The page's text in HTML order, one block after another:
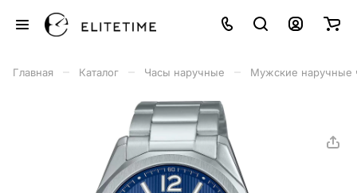
Главная Каталог Часы наручные Мужские наручные